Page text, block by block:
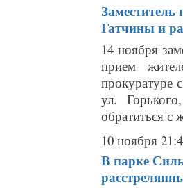
Гатчины и
14 ноября
прием
прокуратуре
ул.
обратиться с
10 ноября
В парке